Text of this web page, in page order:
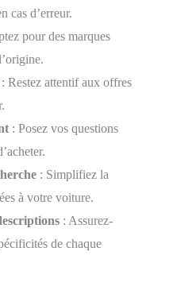
cas d’erreur.
pour des marques
: Restez attentif aux offres
: Posez vos questions
: Simplifiez la
à votre voiture.
: Assurez-
de chaque